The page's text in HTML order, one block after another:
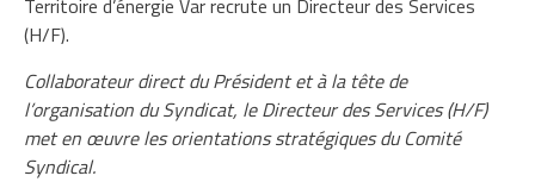
Territoire d’énergie Var recrute un Directeur des Services
(H/F).
Collaborateur direct du Président et à la tête de
l’organisation du Syndicat, le Directeur des Services (H/F)
met en œuvre les orientations stratégiques du Comité
Syndical.